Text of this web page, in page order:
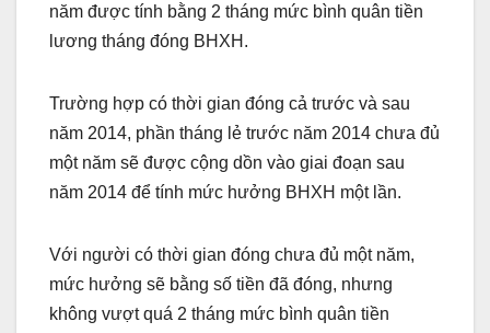
năm được tính bằng 2 tháng mức bình quân tiền
lương tháng đóng BHXH.
Trường hợp có thời gian đóng cả trước và sau
năm 2014, phần tháng lẻ trước năm 2014 chưa đủ
một năm sẽ được cộng dồn vào giai đoạn sau
năm 2014 để tính mức hưởng BHXH một lần.
Với người có thời gian đóng chưa đủ một năm,
mức hưởng sẽ bằng số tiền đã đóng, nhưng
không vượt quá 2 tháng mức bình quân tiền